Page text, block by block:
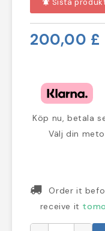
notifications_active Sista
200,00 £
Köp nu, betala
Välj din
Order it
receive it